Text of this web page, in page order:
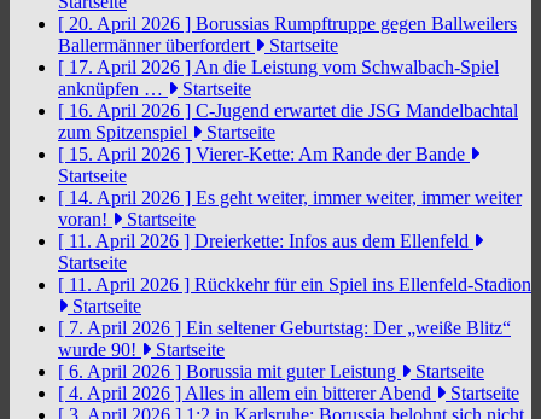
[ 20. April 2026 ] Borussias Rumpftruppe gegen Ballweilers
Ballermänner überfordert
Startseite
[ 17. April 2026 ] An die Leistung vom Schwalbach-Spiel
anknüpfen …
Startseite
[ 16. April 2026 ] C-Jugend erwartet die JSG Mandelbachtal
zum Spitzenspiel
Startseite
[ 15. April 2026 ] Vierer-Kette: Am Rande der Bande
Startseite
[ 14. April 2026 ] Es geht weiter, immer weiter, immer weiter
voran!
Startseite
[ 11. April 2026 ] Dreierkette: Infos aus dem Ellenfeld
Startseite
[ 11. April 2026 ] Rückkehr für ein Spiel ins Ellenfeld-Stadion
Startseite
[ 7. April 2026 ] Ein seltener Geburtstag: Der „weiße Blitz“
wurde 90!
Startseite
[ 6. April 2026 ] Borussia mit guter Leistung
Startseite
[ 4. April 2026 ] Alles in allem ein bitterer Abend
Startseite
[ 3. April 2026 ] 1:2 in Karlsruhe: Borussia belohnt sich nicht